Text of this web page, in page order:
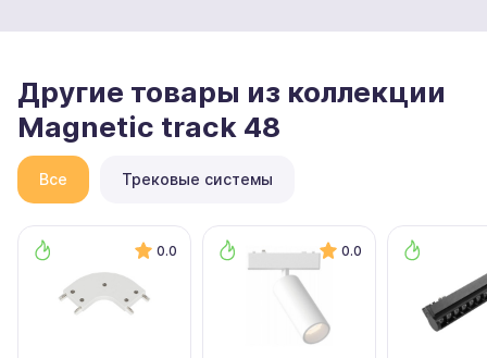
Другие товары из коллекции
Magnetic track 48
Все Трековые системы
0.0 0.0